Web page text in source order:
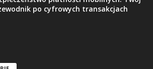
po cyfrowych transakcjach